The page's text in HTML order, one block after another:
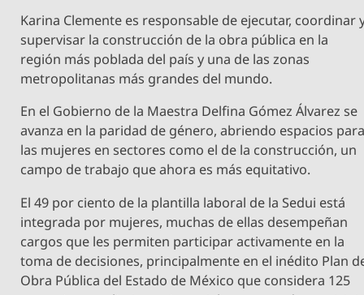
Karina Clemente es responsable de ejecutar, coordinar
supervisar la construcción de la obra pública en la
región más poblada del país y una de las zonas
metropolitanas más grandes del mundo.
En el Gobierno de la Maestra Delfina Gómez Álvarez se
avanza en la paridad de género, abriendo espacios
las mujeres en sectores como el de la construcción, un
campo de trabajo que ahora es más equitativo.
El 49 por ciento de la plantilla laboral de la Sedui está
integrada por mujeres, muchas de ellas desempeñan
cargos que les permiten participar activamente en la
toma de decisiones, principalmente en el inédito Plan
Obra Pública del Estado de México que considera 125